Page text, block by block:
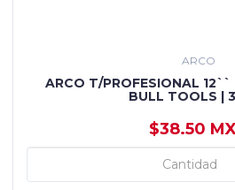
ARCO
ARCO T/PROFESIONAL 12``
BULL TOOLS |
$38.50
+ AGREGAR